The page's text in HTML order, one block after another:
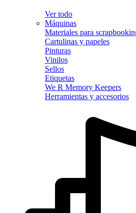
Ver todo
Máquinas
Materiales para
Cartulinas y papeles
Pinturas
Vinilos
Sellos
Etiquetas
We R Memory Keepers
Herramientas y accesorios